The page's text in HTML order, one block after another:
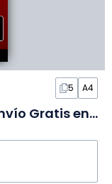
5 A4
Flyer Simple y Llamativo de Envío Gratis en Diapositivas